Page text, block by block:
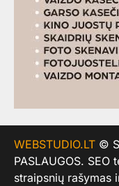
WEBSTUDIO.LT ©
PASLAUGOS.
straipsnių rašymas